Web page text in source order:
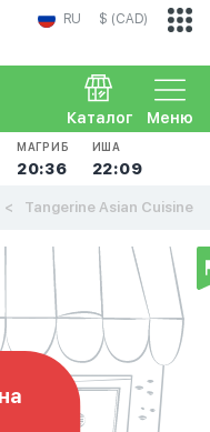
RU $ (CAD)
Меню
Каталог
МАГРИБ
20:36
ИША
22:09
Tangerine Asian Cuisine